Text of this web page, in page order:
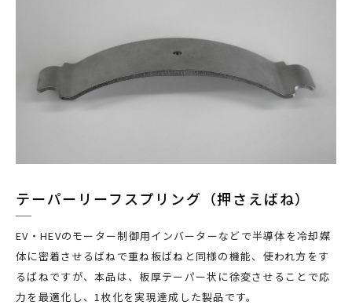
テーパーリーフスプリング（押さえばね）
EV・HEVのモーター制御用インバーターなどで半導体を冷却媒
体に密着させるばねで重ね板ばねと同様の機能、使われ方をす
るばねですが、本品は、板厚テーパー状に徐変させることで応
力を最適化し、1枚化を実現達成した製品です。